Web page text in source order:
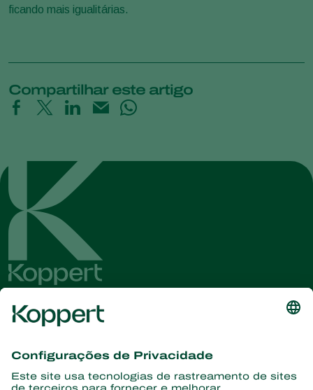
ficando mais igualitárias.
Compartilhar este artigo
informações
Assine aqui